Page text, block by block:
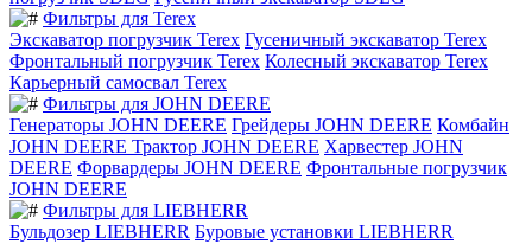
Фильтры для Terex
Экскаватор погрузчик Terex Гусеничный экскаватор Terex
Фронтальный погрузчик Terex Колесный экскаватор Terex
Карьерный самосвал Terex
Фильтры для JOHN DEERE
Генераторы JOHN DEERE Грейдеры JOHN DEERE Комбайн
JOHN DEERE Трактор JOHN DEERE Харвестер JOHN
DEERE Форвардеры JOHN DEERE Фронтальные погрузчик
JOHN DEERE
Фильтры для LIEBHERR
Бульдозер LIEBHERR Буровые установки LIEBHERR